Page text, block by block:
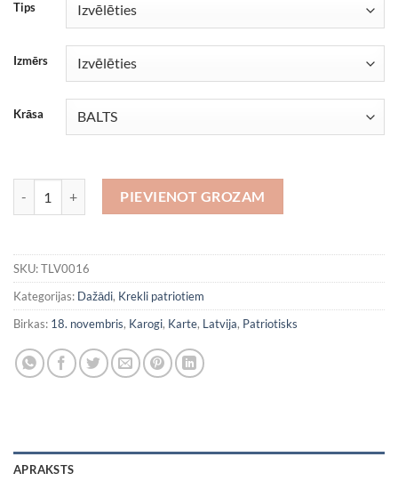
Tips
Izmērs
Krāsa
Latvija ar karodziņiem daudzums
PIEVIENOT GROZAM
SKU:TLV0016
Kategorijas: Dažādi, Krekli patriotiem
Birkas: 18. novembris, Karogi, Karte, Latvija, Patriotisks
APRAKSTS